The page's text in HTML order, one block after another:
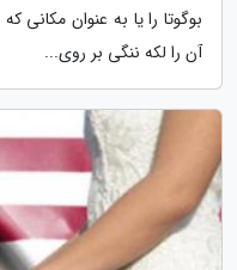
بوگوتا را یا به عنوان مکانی
آن را لکه ننگی بر روی...